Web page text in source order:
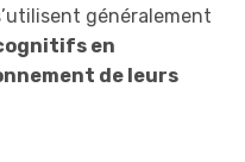
généralement
en
de leurs